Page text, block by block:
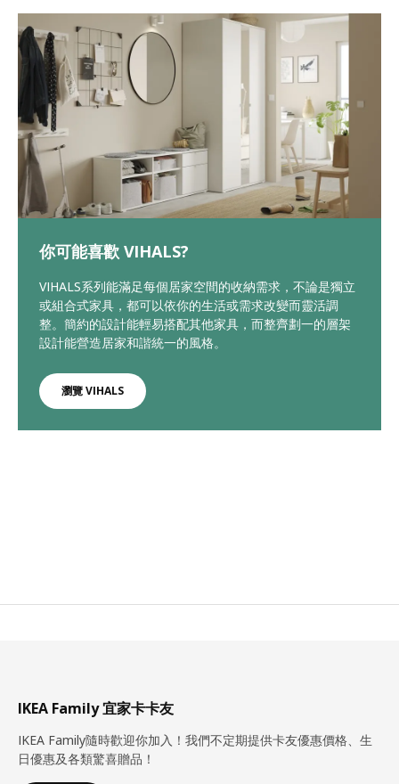
你可能喜歡 VIHALS?
VIHALS系列能滿足每個居家空間的收納需求，不論是獨立
或組合式家具，都可以依你的生活或需求改變而靈活調
整。簡約的設計能輕易搭配其他家具，而整齊劃一的層架
設計能營造居家和諧統一的風格。
瀏覽 VIHALS
IKEA Family 宜家卡卡友
IKEA Family隨時歡迎你加入！我們不定期提供卡友優惠價格、生
日優惠及各類驚喜贈品！